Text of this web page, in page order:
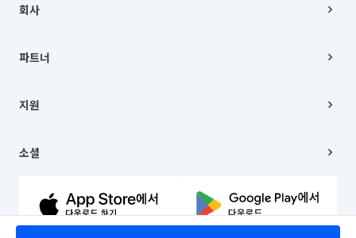
00019 |
주소 | 본사: 서울특별시 종로구 율곡로 6(중학동, 트윈트리빌딩) B동 5층
컨택센터 : 서울특별시 종로구 수송동 율곡로 24, 7층, 8층 미소
상품, 상품정보, 거래에 관한 의무와 책임은 거래당사자에게 있습니다.
언론 보도 관련 문의:
© 유한회사 미소. Miso, Inc. All Rights Reserved.
회사
채용
파트너
이사
지원
이용약관
문의하기
소셜
유튜브